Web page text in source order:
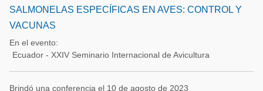
SALMONELAS ESPECÍFICAS EN AVES: CONTROL Y
VACUNAS
En el evento:
Ecuador - XXIV Seminario Internacional de Avicultura
Brindó una conferencia el 10 de agosto de 2023